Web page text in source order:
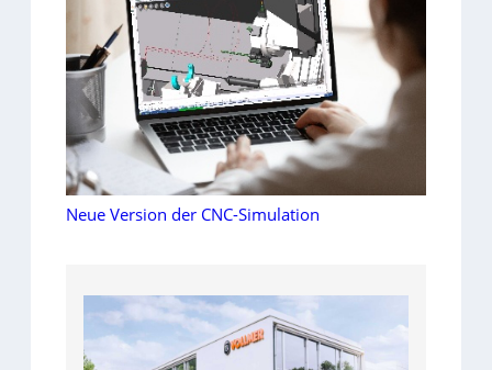
Neue Version der CNC-Simulation